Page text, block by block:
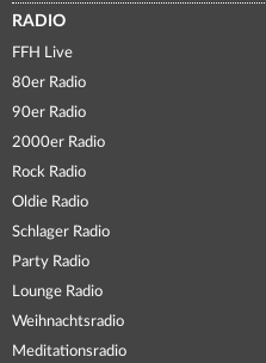
RADIO
FFH Live
80er Radio
90er Radio
2000er Radio
Rock Radio
Oldie Radio
Schlager Radio
Party Radio
Lounge Radio
Weihnachtsradio
Meditationsradio